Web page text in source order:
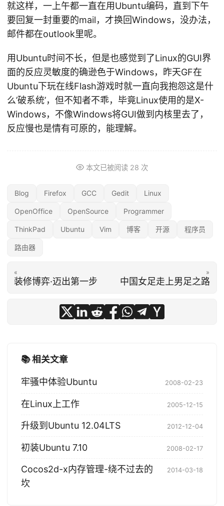
就这样，一上午都一直在用Ubuntu编码，直到下午
要回复一封重要的mail，才换回Windows，没办法，
邮件都在outlook里呢。
用Ubuntu时间不长，但是也感觉到了Linux的GUI界
面的反应灵敏度的确逊色于Windows，昨天GF在
Ubuntu下玩在线Flash游戏时就一直向我抱怨这是什
么’破系统’，但不知者不乖，毕竟Linux使用的是X-
Windows，不像Windows将GUI做到内核里去了，
反应慢也是情有可原的，能理解。
本文已被阅读 28 次
Blog Firefox GCC Gedit Linux
OpenOffice OpenSource Programmer
ThinkPad Ubuntu Vim 博客 开源 程序员
路由器
«
装修博弈·迈出第一步
»
中国女足走上男足之路
📚 相关文章
牢骚中体验Ubuntu 2008-02-23
在Linux上工作 2005-12-15
升级到Ubuntu 12.04LTS 2012-12-04
初装Ubuntu 7.10 2008-02-17
Cocos2d-x内存管理-绕不过去的
坎
2014-03-18